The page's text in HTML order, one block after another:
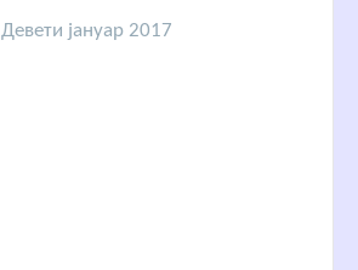
Девети јануар 2017